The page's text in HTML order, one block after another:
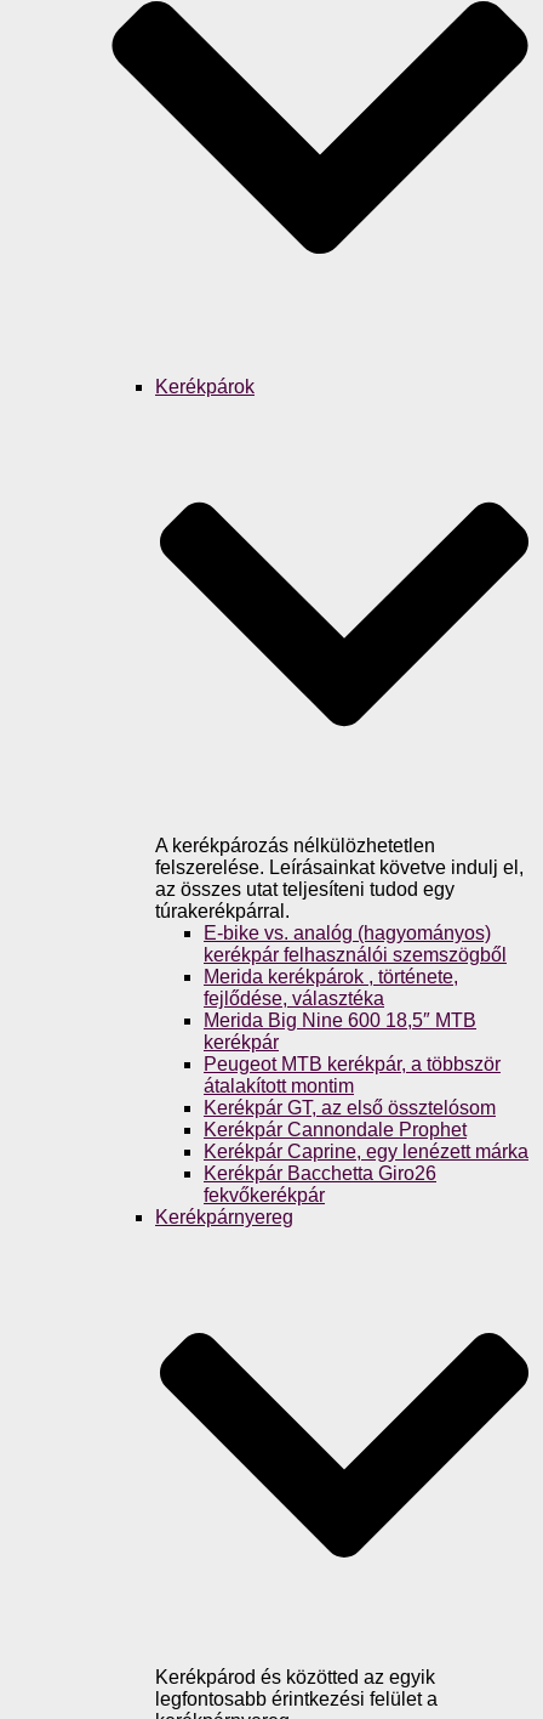
Kerékpárok
A kerékpározás nélkülözhetetlen
felszerelése. Leírásainkat követve indulj el,
az összes utat teljesíteni tudod egy
túrakerékpárral.
E-bike vs. analóg (hagyományos)
kerékpár felhasználói szemszögből
Merida kerékpárok , története,
fejlődése, választéka
Merida Big Nine 600 18,5″ MTB
kerékpár
Peugeot MTB kerékpár, a többször
átalakított montim
Kerékpár GT, az első össztelósom
Kerékpár Cannondale Prophet
Kerékpár Caprine, egy lenézett márka
Kerékpár Bacchetta Giro26
fekvőkerékpár
Kerékpárnyereg
Kerékpárod és közötted az egyik
legfontosabb érintkezési felület a